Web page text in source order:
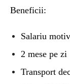
Beneficii:
Salariu
2 mese pe zi
Transport